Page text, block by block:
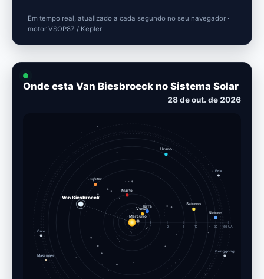
Em tempo real, atualizado a cada segundo no seu navegador ·
motor VSOP87 / Kepler
Onde esta Van Biesbroeck no Sistema Solar
06 de nov. de 2026
1 2 5 10 30 60 UA
Mercurio
Venus
Terra
Marte
Jupiter
Saturno
Urano
Netuno
Makemake
Eris
Orco
Gonggong
Van Biesbroeck